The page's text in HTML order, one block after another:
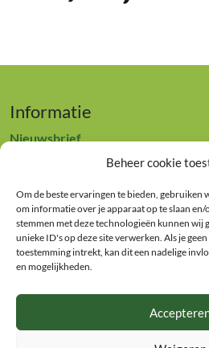
Beheer cookie
Om de beste ervaringen te bieden, gebruiken
om informatie over je apparaat op te slaan
stemmen met deze technologieën kunnen wij
unieke ID's op deze site verwerken. Als je
toestemming intrekt, kan dit een nadelige
en mogelijkheden.
Informatie
Nieuwsbrief
Privacyverklaring
Disclaimer
Contact
Europees Landbouwfonds voor
Europa investeert in zijn platteland